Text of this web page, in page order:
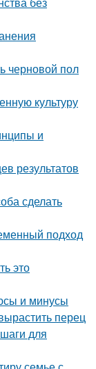
черновой пол
культуру
и
результатов
сделать
подход
это
и минусы
перец
для